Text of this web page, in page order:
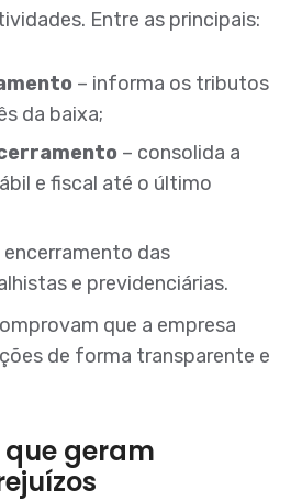
Entre as principais:
– informa os tributos
da baixa;
– consolida a
e fiscal até o último
encerramento das
e previdenciárias.
que a empresa
de forma transparente e
que geram